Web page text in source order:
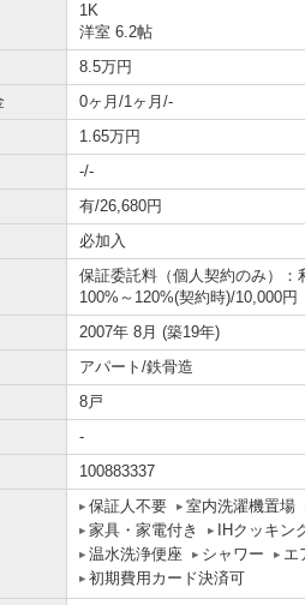
1K
洋室 6.2帖
8.5万円
0ヶ月/1ヶ月/-
1.65万円
-/-
有/26,680円
必加入
保証委託料（個人契約のみ）：
100%～120%(契約時)/10,000円
2007年 8月 (築19年)
アパート/鉄骨造
8戸
-
100883337
保証人不要 室内洗濯機置場
家具・家電付き
IHクッキン
温水洗浄便座
シャワー エ
初期費用カード決済可